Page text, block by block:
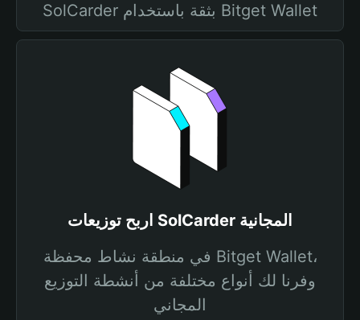
SolCarder بثقة باستخدام Bitget Wallet
اربح توزيعات SolCarder المجانية
في منطقة نشاط محفظة Bitget Wallet،
وفرنا لك أنواع مختلفة من أنشطة التوزيع
المجاني